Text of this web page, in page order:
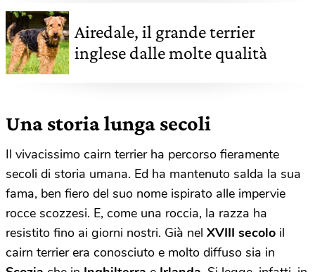
Airedale, il grande terrier
inglese dalle molte qualità
Una storia lunga secoli
Il vivacissimo cairn terrier ha percorso fieramente
secoli di storia umana. Ed ha mantenuto salda la sua
fama, ben fiero del suo nome ispirato alle impervie
rocce scozzesi. E, come una roccia, la razza ha
resistito fino ai giorni nostri. Già nel XVIII secolo il
cairn terrier era conosciuto e molto diffuso sia in